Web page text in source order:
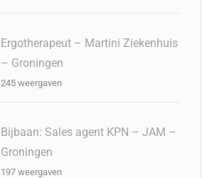
Ergotherapeut – Martini Ziekenhuis
– Groningen
245 weergaven
Bijbaan: Sales agent KPN – JAM –
Groningen
197 weergaven